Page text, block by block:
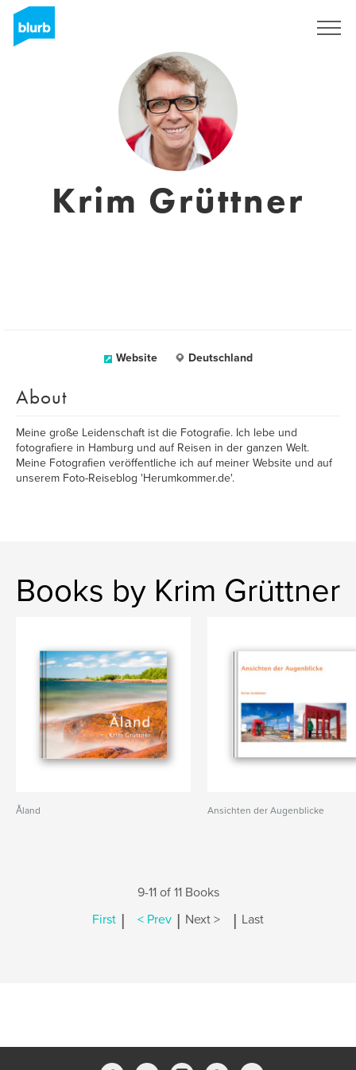
Krim Grüttner
Website Deutschland
About
Meine große Leidenschaft ist die Fotografie. Ich lebe und
fotografiere in Hamburg und auf Reisen in der ganzen Welt.
Meine Fotografien veröffentliche ich auf meiner Website und auf
unserem Foto-Reiseblog 'Herumkommer.de'.
Books by Krim Grüttner
Åland Ansichten der Augenblicke
9-11 of 11 Books
First | < Prev | Next > | Last